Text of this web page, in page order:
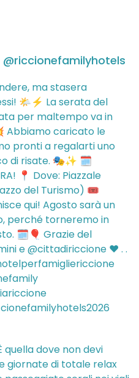
@riccionefamilyhotels